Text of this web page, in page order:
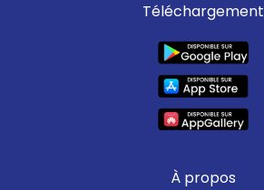
Téléchargement
À propos